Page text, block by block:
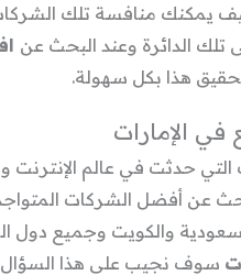
يمكنك منافسة تلك
تلك الدائرة وعند البحث عن
هذا بكل سهولة.
الإمارات
حدثت في عالم الإنترنت
عن أفضل الشركات
والكويت وجميع دول
سوف نجيب على هذا السؤال